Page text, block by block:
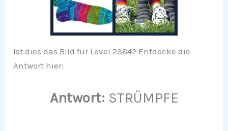
Ist dies das Bild für Level 2384? Entdecke die
Antwort hier:
Antwort: STRÜMPFE